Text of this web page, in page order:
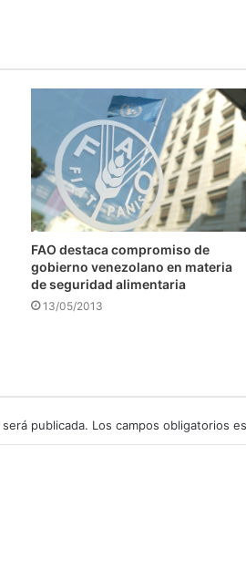
FAO destaca compromiso de
gobierno venezolano en materia
de seguridad alimentaria
13/05/2013
publicada. Los campos obligatorios